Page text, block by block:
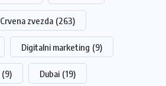
Crvena zvezda (263)
Digitalni marketing (9)
(9) Dubai (19)